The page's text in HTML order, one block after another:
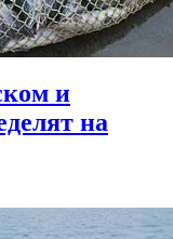
и
на